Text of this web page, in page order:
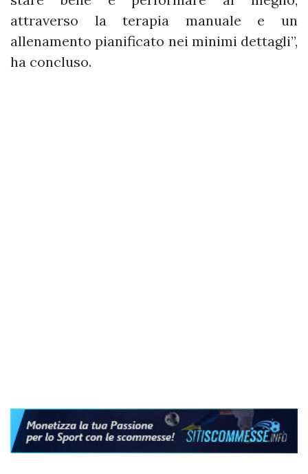
attraverso la terapia manuale e un
allenamento pianificato nei minimi dettagli”,
ha concluso.